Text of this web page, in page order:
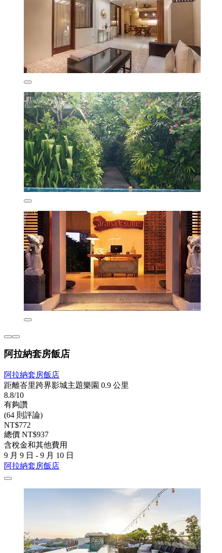
阿拉納套房飯店
阿拉納套房飯店
距離峇里跨界影城主題樂園 0.9 公里
8.8/10
有夠讚
(64 則評論)
NT$772
總價 NT$937
含稅金和其他費用
9 月 9 日 - 9 月 10 日
阿拉納套房飯店